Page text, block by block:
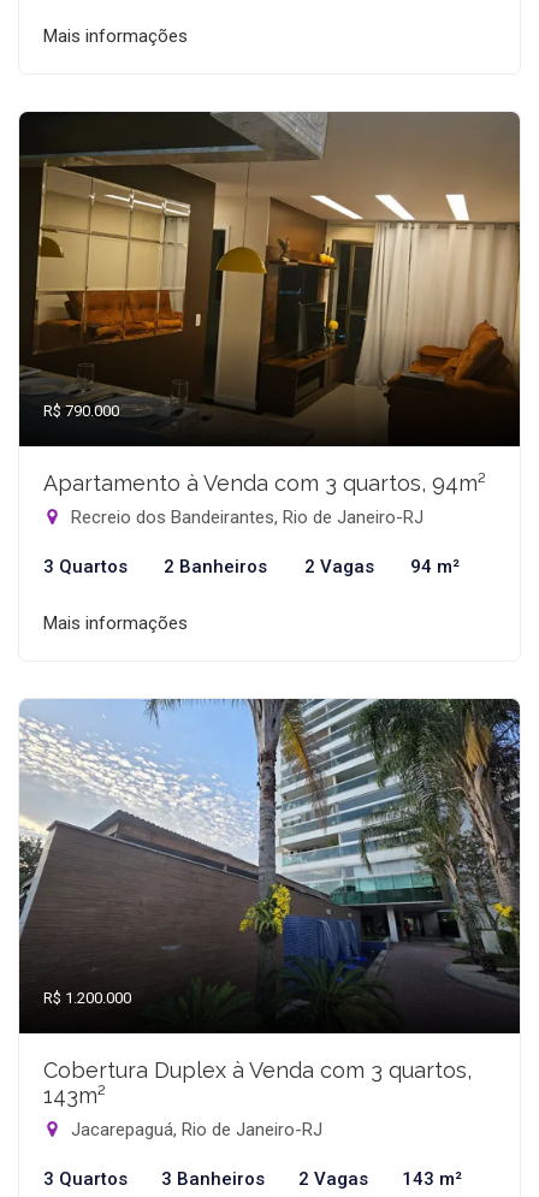
Mais informações
R$ 790.000
Apartamento à Venda com 3 quartos, 94m²
Recreio dos Bandeirantes, Rio de Janeiro-RJ
3 Quartos 2 Banheiros 2 Vagas 94 m²
Mais informações
R$ 1.200.000
Cobertura Duplex à Venda com 3 quartos,
143m²
Jacarepaguá, Rio de Janeiro-RJ
3 Quartos 3 Banheiros 2 Vagas 143 m²